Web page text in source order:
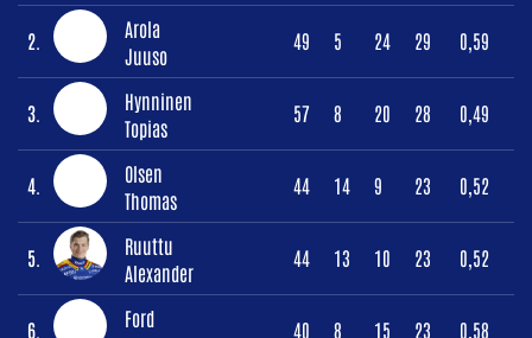
2.
Arola
Juuso
49 5 24 29 0,59
3.
Hynninen
Topias
57 8 20 28 0,49
4.
Olsen
Thomas
44 14 9 23 0,52
5.
Ruuttu
Alexander
44 13 10 23 0,52
6.
Ford
40 8 15 23 0,58